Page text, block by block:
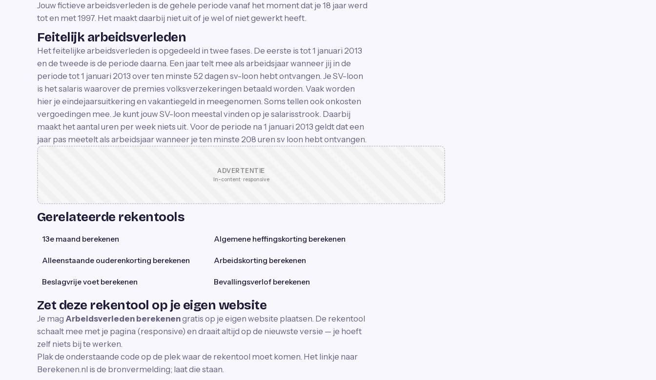
Jouw fictieve arbeidsverleden is de gehele periode vanaf het moment dat je 18 jaar werd
tot en met 1997. Het maakt daarbij niet uit of je wel of niet gewerkt heeft.
Feitelijk arbeidsverleden
Het feitelijke arbeidsverleden is opgedeeld in twee fases. De eerste is tot 1 januari 2013
en de tweede is de periode daarna. Een jaar telt mee als arbeidsjaar wanneer jij in de
periode tot 1 januari 2013 over ten minste 52 dagen sv-loon hebt ontvangen. Je SV-loon
is het salaris waarover de premies volksverzekeringen betaald worden. Vaak worden
hier je eindejaarsuitkering en vakantiegeld in meegenomen. Soms tellen ook onkosten
vergoedingen mee. Je kunt jouw SV-loon meestal vinden op je salarisstrook. Daarbij
maakt het aantal uren per week niets uit. Voor de periode na 1 januari 2013 geldt dat een
jaar pas meetelt als arbeidsjaar wanneer je ten minste 208 uren sv loon hebt ontvangen.
ADVERTENTIE
In-content · responsive
Gerelateerde rekentools
13e maand berekenen Algemene heffingskorting berekenen
Alleenstaande ouderenkorting berekenen Arbeidskorting berekenen
Beslagvrije voet berekenen Bevallingsverlof berekenen
Zet deze rekentool op je eigen website
Je mag Arbeidsverleden berekenengratis op je eigen website plaatsen. De rekentool
schaalt mee met je pagina (responsive) en draait altijd op de nieuwste versie — je hoeft
zelf niets bij te werken.
Plak de onderstaande code op de plek waar de rekentool moet komen. Het linkje naar
Berekenen.nl is de bronvermelding; laat die staan.